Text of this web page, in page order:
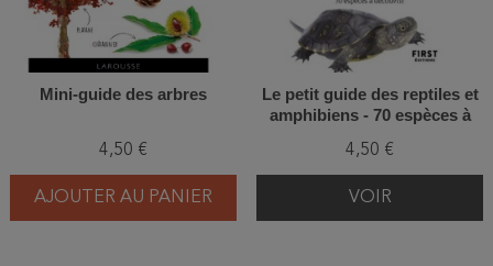
Mini-guide des arbres
4,50 €
AJOUTER AU PANIER
Le petit guide des reptiles et
amphibiens - 70 espèces à
4,50 €
VOIR